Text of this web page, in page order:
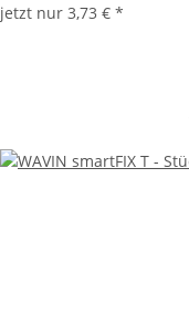
jetzt nur 3,73 € *